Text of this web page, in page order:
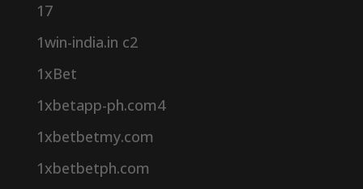
17
1win-india.in c2
1xBet
1xbetapp-ph.com4
1xbetbetmy.com
1xbetbetph.com